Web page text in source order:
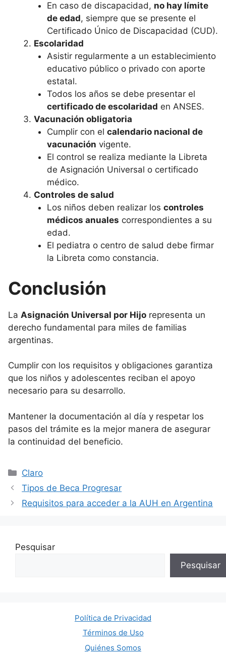
En caso de discapacidad, no hay límite
de edad, siempre que se presente el
Certificado Único de Discapacidad (CUD).
Escolaridad
Asistir regularmente a un establecimiento
educativo público o privado con aporte
estatal.
Todos los años se debe presentar el
certificado de escolaridad en ANSES.
Vacunación obligatoria
Cumplir con el calendario nacional de
vacunación vigente.
El control se realiza mediante la Libreta
de Asignación Universal o certificado
médico.
Controles de salud
Los niños deben realizar los controles
médicos anuales correspondientes a su
edad.
El pediatra o centro de salud debe firmar
la Libreta como constancia.
Conclusión
La Asignación Universal por Hijo representa un
derecho fundamental para miles de familias
argentinas.
Cumplir con los requisitos y obligaciones garantiza
que los niños y adolescentes reciban el apoyo
necesario para su desarrollo.
Mantener la documentación al día y respetar los
pasos del trámite es la mejor manera de asegurar
la continuidad del beneficio.
Categorías
Claro
Tipos de Beca Progresar
Requisitos para acceder a la AUH en Argentina
Pesquisar
Pesquisar
Política de Privacidad
Términos de Uso
Quiénes Somos